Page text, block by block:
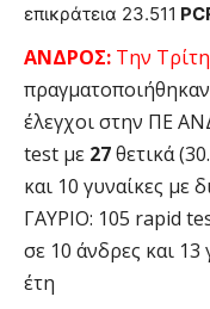
επικράτεια 23.511
ΑΝΔΡΟΣ: Την
πραγματοποιήθηκαν
έλεγχοι στην ΠΕ
test με 27θετικά
και 10 γυναίκες με
ΓΑΥΡΙΟ: 105 rapid
σε 10 άνδρες και 13
έτη